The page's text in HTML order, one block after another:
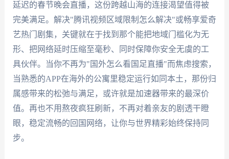
延迟的春节晚会直播，这份跨越山海的连接渴望值得被
完美满足。解决"腾讯视频区域限制怎么解决"或畅享爱奇
艺热门剧集，关键就在于找到那个能把地域门槛化为无
形、把网络延时压缩至毫秒、同时保障你安全无虞的工
具伙伴。当你不再为"国外怎么看国足直播"而焦虑搜索，
当熟悉的APP在海外的公寓里稳定运行如同本土，那份归
属感带来的松弛与满足，或许就是加速器带来的最深价
值。再也不用熬夜疯狂刷新，不再对着亲友的剧透干瞪
眼，稳定流畅的回国网络，让你与世界精彩始终保持同
步。